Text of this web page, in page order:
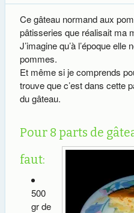
Ce gâteau normand aux
pâtisseries que réalisait ma
J’imagine qu’à l’époque
pommes.
Et même si je comprends
trouve que c’est dans cette
du gâteau.
Pour 8 parts de
faut:
500
gr de